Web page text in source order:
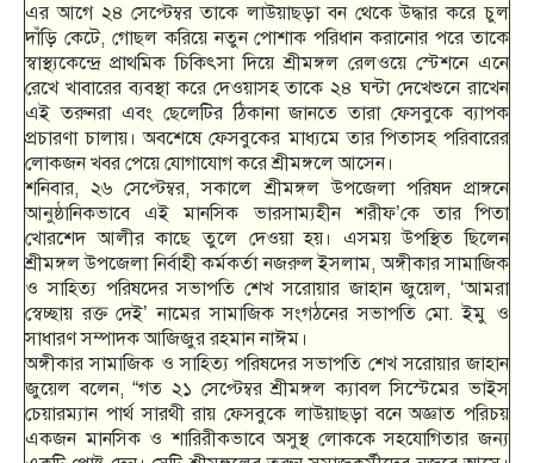
এর আগে ২৪ সেপ্টেম্বর তাকে লাউয়াছড়া বন থেকে উদ্ধার করে চুল
দাঁড়ি কেটে, গোছল করিয়ে নতুন পোশাক পরিধান করানোর পরে তাকে
স্বাস্থ্যকেন্দ্রে প্রাথমিক চিকিৎসা দিয়ে শ্রীমঙ্গল রেলওয়ে স্টেশনে এনে
রেখে খাবারের ব্যবস্থা করে দেওয়াসহ তাকে ২৪ ঘন্টা দেখেশুনে রাখেন
এই তরুনরা এবং ছেলেটির ঠিকানা জানতে তারা ফেসবুকে ব্যাপক
প্রচারণা চালায়। অবশেষে ফেসবুকের মাধ্যমে তার পিতাসহ পরিবারের
লোকজন খবর পেয়ে যোগাযোগ করে শ্রীমঙ্গলে আসেন।
শনিবার, ২৬ সেপ্টেম্বর, সকালে শ্রীমঙ্গল উপজেলা পরিষদ প্রাঙ্গনে
আনুষ্ঠানিকভাবে এই মানসিক ভারসাম্যহীন শরীফ’কে তার পিতা
খোরশেদ আলীর কাছে তুলে দেওয়া হয়। এসময় উপস্থিত ছিলেন
শ্রীমঙ্গল উপজেলা নির্বাহী কর্মকর্তা নজরুল ইসলাম, অঙ্গীকার সামাজিক
ও সাহিত্য পরিষদের সভাপতি শেখ সরোয়ার জাহান জুয়েল, ‘আমরা
স্বেচ্ছায় রক্ত দেই’ নামের সামাজিক সংগঠনের সভাপতি মো. ইমু ও
সাধারণ সম্পাদক আজিজুর রহমান নাঈম।
অঙ্গীকার সামাজিক ও সাহিত্য পরিষদের সভাপতি শেখ সরোয়ার জাহান
জুয়েল বলেন, “গত ২১ সেপ্টেম্বর শ্রীমঙ্গল ক্যাবল সিস্টেমের ভাইস
চেয়ারম্যান পার্থ সারথী রায় ফেসবুকে লাউয়াছড়া বনে অজ্ঞাত পরিচয়
একজন মানসিক ও শারিরীকভাবে অসুস্থ লোককে সহযোগিতার জন্য